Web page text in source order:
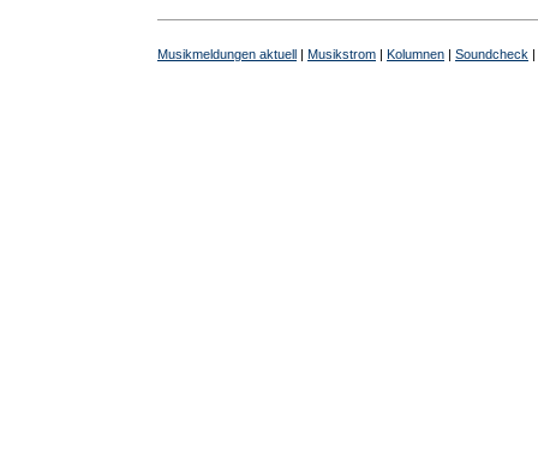
Musikmeldungen aktuell | Musikstrom | Kolumnen | Soundcheck |